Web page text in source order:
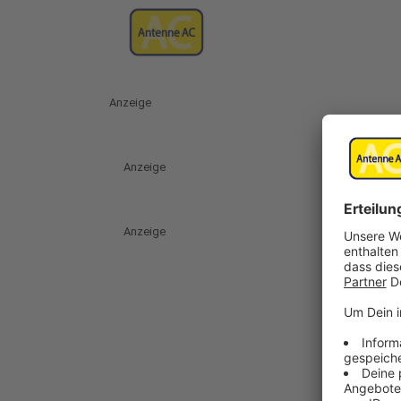
Anzeige
Anzeige
Anzeige